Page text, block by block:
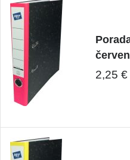
2,25 €